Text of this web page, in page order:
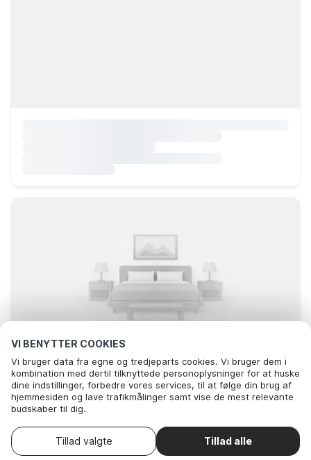
VI BENYTTER COOKIES
Vi bruger data fra egne og tredjeparts cookies. Vi bruger dem i
kombination med dertil tilknyttede personoplysninger for at huske
dine indstillinger, forbedre vores services, til at følge din brug af
hjemmesiden og lave trafikmålinger samt vise de mest relevante
budskaber til dig.
hvilke af vores valgfrie cookies du vil acceptere.
Læs mere om vores cookie- og privatlivspolitik. Du kan
trække dit samtykke tilbageHer.
Tillad alle
Tillad valgte
Leder du efter de bedste ophold..
kort